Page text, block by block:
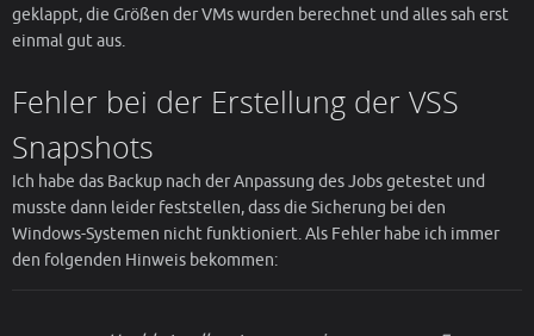
geklappt, die Größen der VMs wurden berechnet und alles sah erst
einmal gut aus.
Fehler bei der Erstellung der VSS
Snapshots
Ich habe das Backup nach der Anpassung des Jobs getestet und
musste dann leider feststellen, dass die Sicherung bei den
Windows-Systemen nicht funktioniert. Als Fehler habe ich immer
den folgenden Hinweis bekommen: